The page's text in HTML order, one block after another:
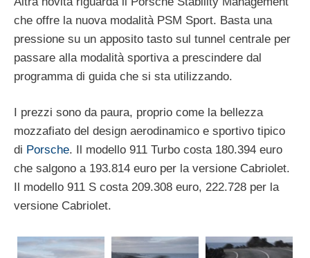
che offre la nuova modalità PSM Sport. Basta una
pressione su un apposito tasto sul tunnel centrale per
passare alla modalità sportiva a prescindere dal
programma di guida che si sta utilizzando.
I prezzi sono da paura, proprio come la bellezza
mozzafiato del design aerodinamico e sportivo tipico
di Porsche. Il modello 911 Turbo costa 180.394 euro
che salgono a 193.814 euro per la versione Cabriolet.
Il modello 911 S costa 209.308 euro, 222.728 per la
versione Cabriolet.